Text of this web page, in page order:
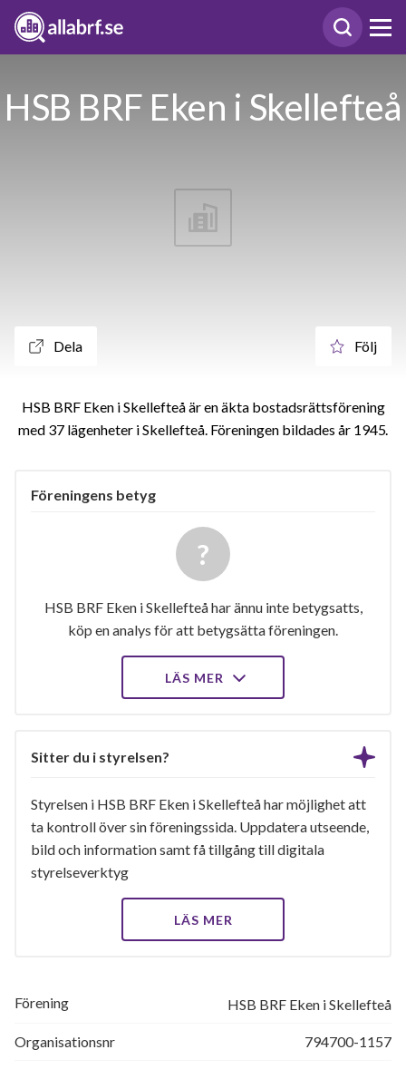
HSB BRF Eken i Skellefteå
Dela Följ
HSB BRF Eken i Skellefteå är en äkta bostadsrättsförening
med 37 lägenheter i Skellefteå. Föreningen bildades år 1945
Föreningens betyg
HSB BRF Eken i Skellefteå har ännu inte betygsatts,
köp en analys för att betygsätta föreningen.
LÄS MER
Sitter du i styrelsen?
Styrelsen i HSB BRF Eken i Skellefteå har möjlighet att
ta kontroll över sin föreningssida. Uppdatera utseende,
bild och information samt få tillgång till digitala
styrelseverktyg
LÄS MER
Förening HSB BRF Eken i Skellefteå
Organisationsnr 794700-1157